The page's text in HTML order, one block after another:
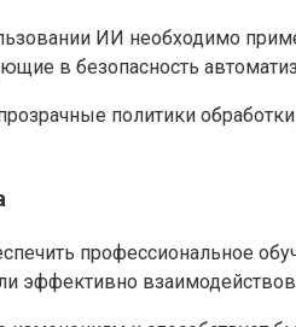
ИИ необходимо
в безопасность
политики
профессиональное
эффективно